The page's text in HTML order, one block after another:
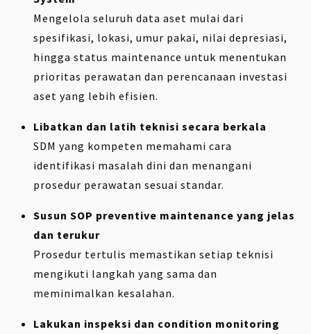
Mengelola seluruh data aset mulai dari
spesifikasi, lokasi, umur pakai, nilai depresiasi,
hingga status maintenance untuk menentukan
prioritas perawatan dan perencanaan investasi
aset yang lebih efisien.
Libatkan dan latih teknisi secara berkala
SDM yang kompeten memahami cara
identifikasi masalah dini dan menangani
prosedur perawatan sesuai standar.
Susun SOP preventive maintenance yang jelas
dan terukur
Prosedur tertulis memastikan setiap teknisi
mengikuti langkah yang sama dan
meminimalkan kesalahan.
Lakukan inspeksi dan condition monitoring